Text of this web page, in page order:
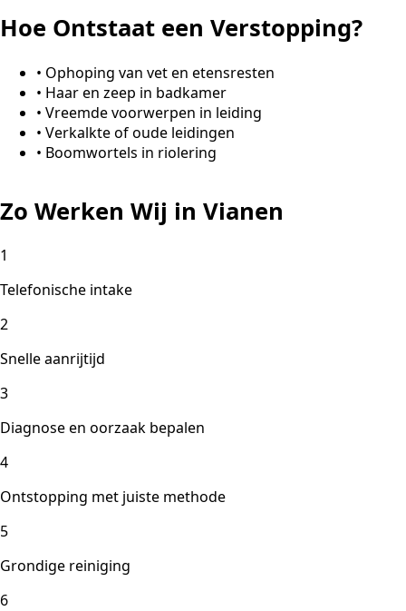
Hoe Ontstaat een Verstopping?
• Ophoping van vet en etensresten
• Haar en zeep in badkamer
• Vreemde voorwerpen in leiding
• Verkalkte of oude leidingen
• Boomwortels in riolering
Zo Werken Wij in Vianen
1
Telefonische intake
2
Snelle aanrijtijd
3
Diagnose en oorzaak bepalen
4
Ontstopping met juiste methode
5
Grondige reiniging
6